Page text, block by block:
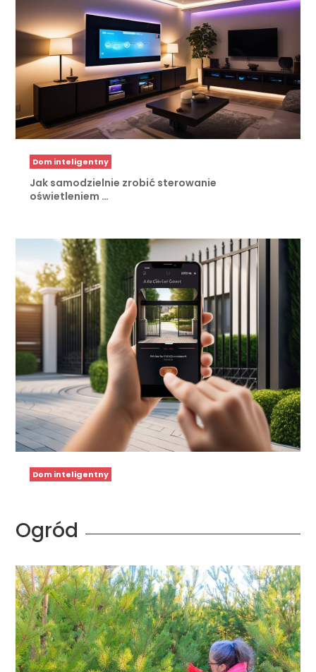
Dom inteligentny
Jak samodzielnie zrobić sterowanie
oświetleniem …
Dom inteligentny
Ogród